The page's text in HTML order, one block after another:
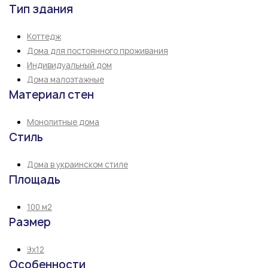
Тип здания
Коттедж
Дома для постоянного проживания
Индивидуальный дом
Дома малоэтажные
Материал стен
Монолитные дома
Стиль
Дома в украинском стиле
Площадь
100 м2
Размер
9х12
Особенности